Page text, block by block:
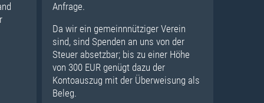
Anfrage.
Da wir ein gemeinnnütziger Verein
sind, sind Spenden an uns von der
Steuer absetzbar; bis zu einer Höhe
von 300 EUR genügt dazu der
Kontoauszug mit der Überweisung als
Beleg.